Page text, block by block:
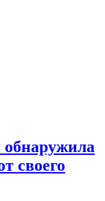
обнаружила
своего